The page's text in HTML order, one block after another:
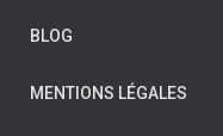
BLOG
MENTIONS LÉGALES